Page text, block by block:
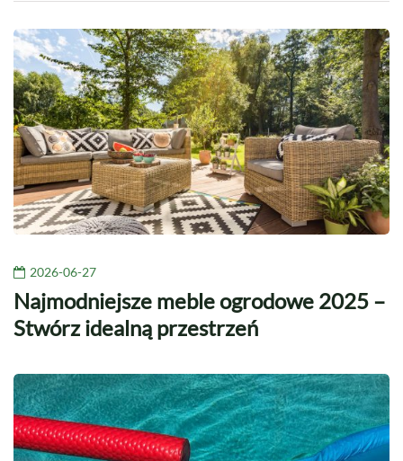
2026-06-27
Najmodniejsze meble ogrodowe 2025 –
Stwórz idealną przestrzeń